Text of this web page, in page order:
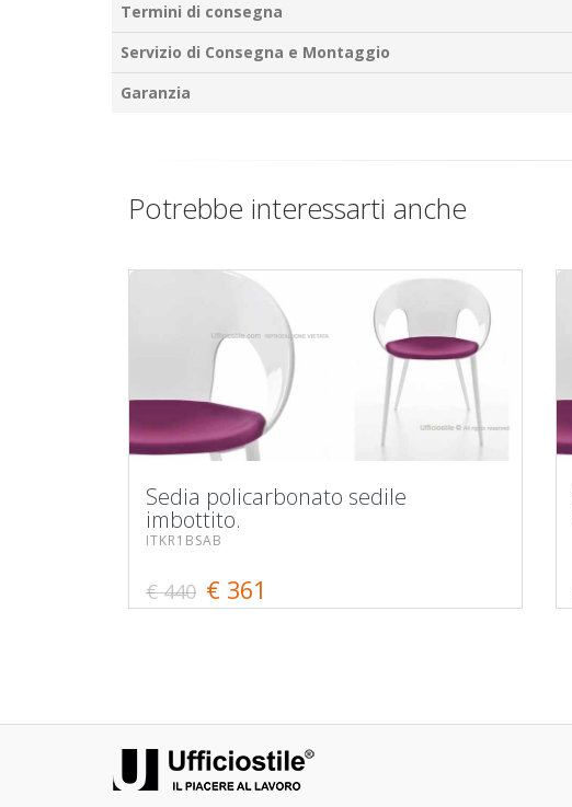
Termini di consegna
Servizio di Consegna e Montaggio
Garanzia
Potrebbe interessarti anche
Sedia policarbonato sedile
imbottito.
ITKR1BSAB
€ 440 € 361